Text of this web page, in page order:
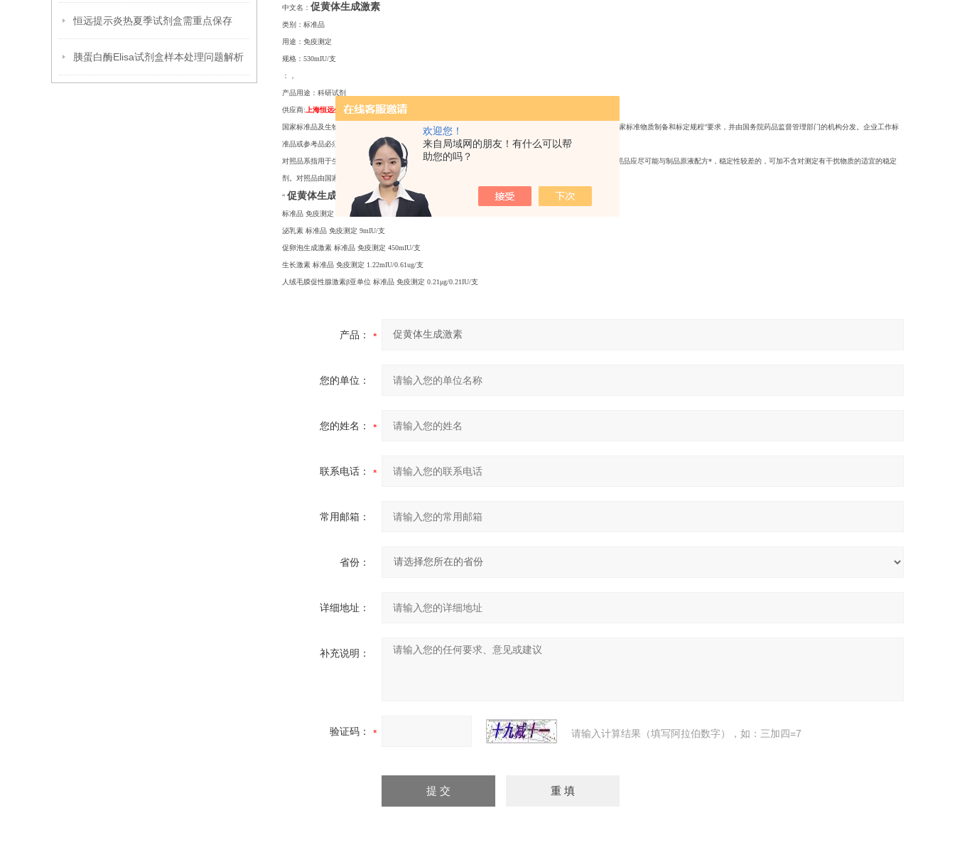
欢迎您！
来自局域网的朋友！有什么可以帮
助您的吗？
恒远提示炎热夏季试剂盒需重点保存
胰蛋白酶Elisa试剂盒样本处理问题解析
中文名： 促黄体生成激素
类别：标准品
用途：免疫测定
规格：530mIU/支
：
产品用途：科研试剂
供应商: 上海恒远生物科技有限公司
国家标准品及生物参考品系指用于鉴别、检查含量或效价测定的标准物质，其制备与标定应符合“生物制品国家标准物质制备和标定规程”要求，并由国务院药品监督管理部门的机构分发。企业工作标
准品或参考品必须经国家标准品或参考品标化后方能使用。
对照品系指用于生物制品理化等方面测定的特定物质，由生产单位采用与制品生产工艺相同的方法制备。对照品应尽可能与制品原液配方*，稳定性较差的，可加不含对测定有干扰物质的适宜的稳定
剂。对照品由国家药品检定机构审查认可，其标准应不低于制品的质量标准。
“ 促黄体生成激素”相关试剂：
标准品 免疫测定 530mIU/支
泌乳素 标准品 免疫测定 9mIU/支
促卵泡生成激素 标准品 免疫测定 450mIU/支
生长激素 标准品 免疫测定 1.22mIU/0.61ug/支
人绒毛膜促性腺激素β亚单位 标准品 免疫测定 0.21μg/0.21IU/支
产品：
您的单位：
您的姓名：
联系电话：
常用邮箱：
省份：
详细地址：
补充说明：
验证码： 请输入计算结果（填写阿拉伯数字），如：三加四=7